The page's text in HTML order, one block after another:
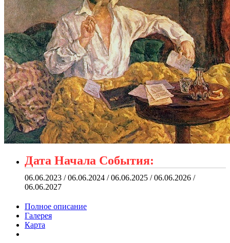
Дата Начала События:
06.06.2023 / 06.06.2024 / 06.06.2025 / 06.06.2026 /
06.06.2027
Полное описание
Галерея
Карта